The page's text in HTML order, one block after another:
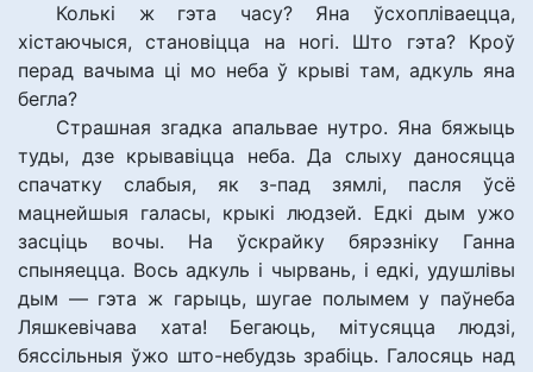
Колькі ж гэта часу? Яна ўсхопліваецца,
хістаючыся, становіцца на ногі. Што гэта? Кроў
перад вачыма ці мо неба ў крыві там, адкуль яна
бегла?
Страшная згадка апальвае нутро. Яна бяжыць
туды, дзе крывавіцца неба. Да слыху даносяцца
спачатку слабыя, як з-пад зямлі, пасля ўсё
мацнейшыя галасы, крыкі людзей. Едкі дым ужо
засціць вочы. На ўскрайку бярэзніку Ганна
спыняецца. Вось адкуль і чырвань, і едкі, удушлівы
дым — гэта ж гарыць, шугае полымем у паўнеба
Ляшкевічава хата! Бегаюць, мітусяцца людзі,
бяссільныя ўжо што-небудзь зрабіць. Галосяць над